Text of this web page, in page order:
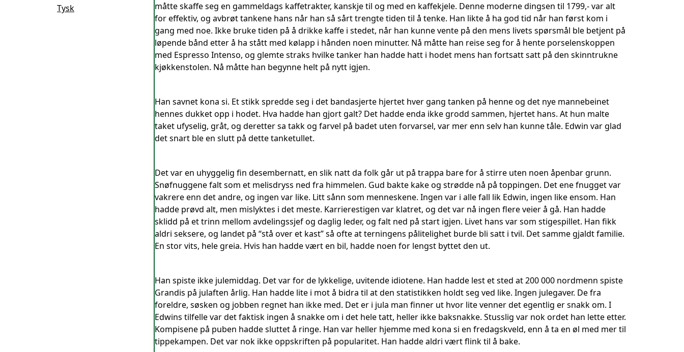
Tysk
måtte skaffe seg en gammeldags kaffetrakter, kanskje til og med en kaffekjele. Denne moderne dingsen til 1799,- var alt
for effektiv, og avbrøt tankene hans når han så sårt trengte tiden til å tenke. Han likte å ha god tid når han først kom i
gang med noe. Ikke bruke tiden på å drikke kaffe i stedet, når han kunne vente på den mens livets spørsmål ble betjent på
løpende bånd etter å ha stått med kølapp i hånden noen minutter. Nå måtte han reise seg for å hente porselenskoppen
med Espresso Intenso, og glemte straks hvilke tanker han hadde hatt i hodet mens han fortsatt satt på den skinntrukne
kjøkkenstolen. Nå måtte han begynne helt på nytt igjen.
Han savnet kona si. Et stikk spredde seg i det bandasjerte hjertet hver gang tanken på henne og det nye mannebeinet
hennes dukket opp i hodet. Hva hadde han gjort galt? Det hadde enda ikke grodd sammen, hjertet hans. At hun malte
taket ufyselig, gråt, og deretter sa takk og farvel på badet uten forvarsel, var mer enn selv han kunne tåle. Edwin var glad
det snart ble en slutt på dette tanketullet.
Det var en uhyggelig fin desembernatt, en slik natt da folk går ut på trappa bare for å stirre uten noen åpenbar grunn.
Snøfnuggene falt som et melisdryss ned fra himmelen. Gud bakte kake og strødde nå på toppingen. Det ene fnugget var
vakrere enn det andre, og ingen var like. Litt sånn som menneskene. Ingen var i alle fall lik Edwin, ingen like ensom. Han
hadde prøvd alt, men mislyktes i det meste. Karrierestigen var klatret, og det var nå ingen flere veier å gå. Han hadde
sklidd på et trinn mellom avdelingssjef og daglig leder, og falt ned på start igjen. Livet hans var som stigespillet. Han fikk
aldri seksere, og landet på “stå over et kast” så ofte at terningens pålitelighet burde bli satt i tvil. Det samme gjaldt familie.
En stor vits, hele greia. Hvis han hadde vært en bil, hadde noen for lengst byttet den ut.
Han spiste ikke julemiddag. Det var for de lykkelige, uvitende idiotene. Han hadde lest et sted at 200 000 nordmenn spiste
Grandis på julaften årlig. Han hadde lite i mot å bidra til at den statistikken holdt seg ved like. Ingen julegaver. De fra
foreldre, søsken og jobben regnet han ikke med. Det er i jula man finner ut hvor lite venner det egentlig er snakk om. I
Edwins tilfelle var det faktisk ingen å snakke om i det hele tatt, heller ikke baksnakke. Stusslig var nok ordet han lette etter.
Kompisene på puben hadde sluttet å ringe. Han var heller hjemme med kona si en fredagskveld, enn å ta en øl med mer til
tippekampen. Det var nok ikke oppskriften på popularitet. Han hadde aldri vært flink til å bake.